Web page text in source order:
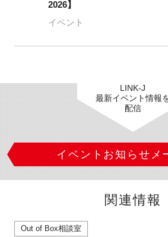
2026】
イベント
LINK-J
最新イベント情報
配信
イベントお知らせメ
関連情報
Out of Box相談室